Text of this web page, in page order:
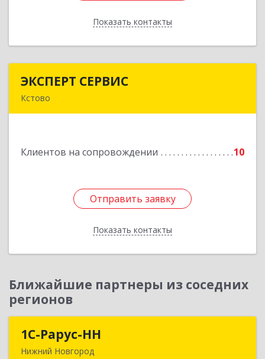
Показать контакты
Назад
ЭКСПЕРТ СЕРВИС
Кстово
Клиентов на сопровождении 10
Отправить заявку
Показать контакты
Отправить заявку
Назад
Ближайшие партнеры из соседних
регионов
1С-Рарус-НН
Нижний Новгород